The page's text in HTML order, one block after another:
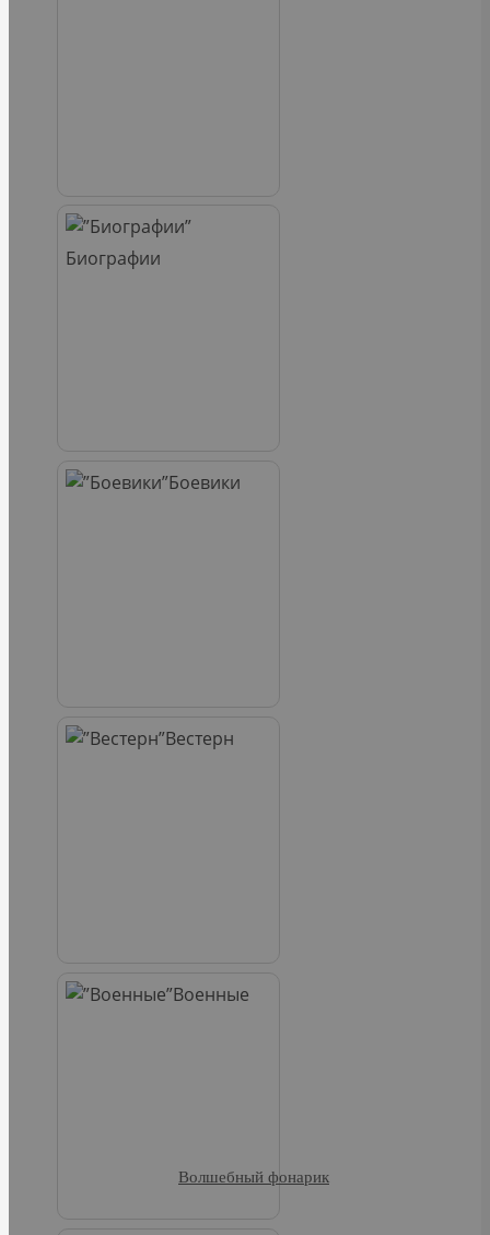
Биографии
Боевики
Вестерн
Военные
Волшебный фонарик